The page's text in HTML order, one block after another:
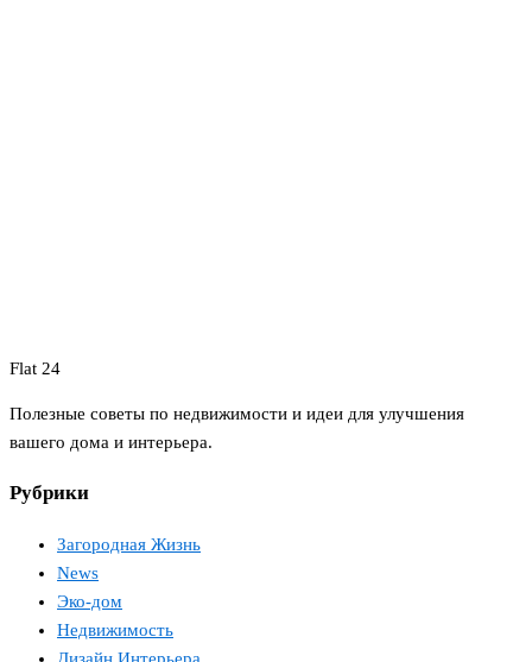
Flat 24
Полезные советы по недвижимости и идеи для улучшения
вашего дома и интерьера.
Рубрики
Загородная Жизнь
News
Эко-дом
Недвижимость